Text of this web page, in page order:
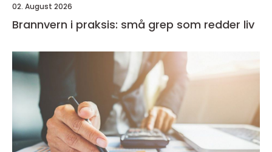
02. August 2026
Brannvern i praksis: små grep som redder liv